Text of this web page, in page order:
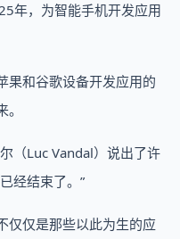
年，为智能手机开发应用
果和谷歌设备开发应用的
（Luc Vandal）说出了许
经结束了。”
仅仅是那些以此为生的应